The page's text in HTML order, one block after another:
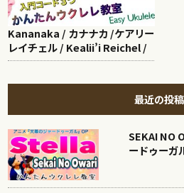
Kananaka / カナナカ /ケアリー
レイチェル / Kealii’i Reichel /
最近の投稿
SEKAI NO
ードゥーガ